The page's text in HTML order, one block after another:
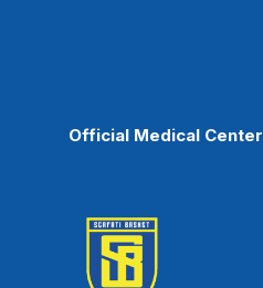
Official Medical Center